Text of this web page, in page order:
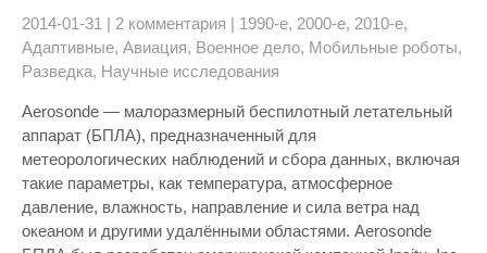
2014-01-31 | 2 комментария | 1990-е, 2000-е, 2010-е,
Адаптивные, Авиация, Военное дело, Мобильные роботы,
Разведка, Научные исследования
Aerosonde — малоразмерный беспилотный летательный
аппарат (БПЛА), предназначенный для
метеорологических наблюдений и сбора данных, включая
такие параметры, как температура, атмосферное
давление, влажность, направление и сила ветра над
океаном и другими удалёнными областями. Aerosonde